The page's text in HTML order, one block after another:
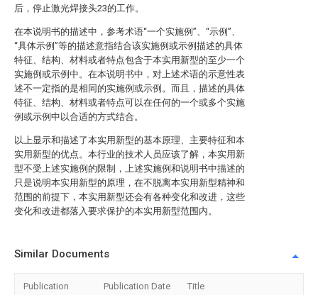
后，停止激光焊接头23的工作。
在本说明书的描述中，参考术语“一个实施例”、“示例”、
“具体示例”等的描述意指结合该实施例或示例描述的具体
特征、结构、材料或者特点包含于本实用新型的至少一个
实施例或示例中。在本说明书中，对上述术语的示意性表
述不一定指的是相同的实施例或示例。而且，描述的具体
特征、结构、材料或者特点可以在任何的一个或多个实施
例或示例中以合适的方式结合。
以上显示和描述了本实用新型的基本原理、主要特征和本
实用新型的优点。本行业的技术人员应该了解，本实用新
型不受上述实施例的限制，上述实施例和说明书中描述的
只是说明本实用新型的原理，在不脱离本实用新型精神和
范围的前提下，本实用新型还会有各种变化和改进，这些
变化和改进都落入要求保护的本实用新型范围内。
Similar Documents
Publication Publication Date Title